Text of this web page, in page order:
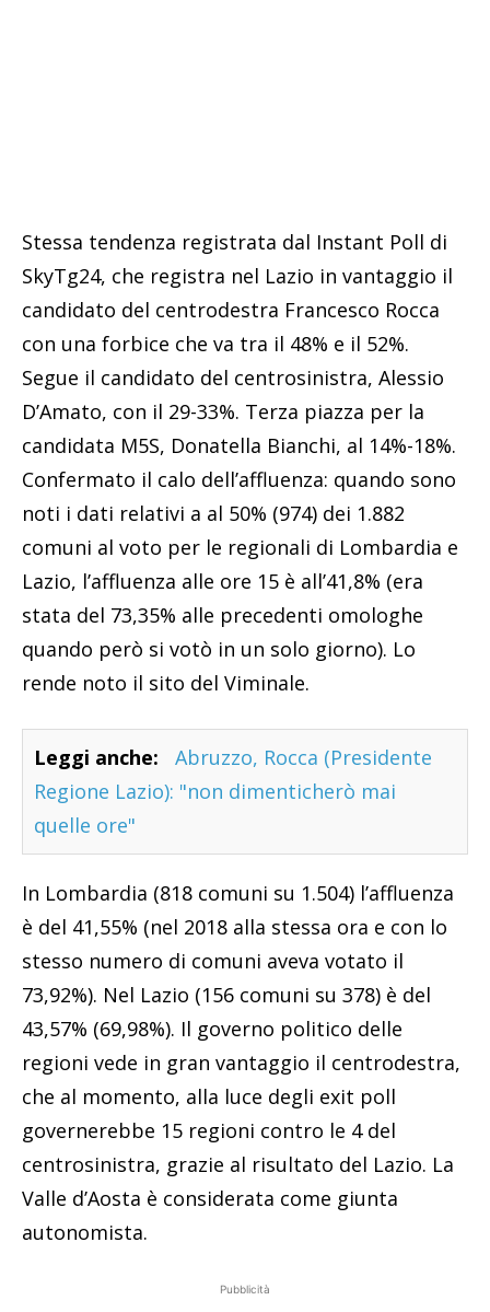
Stessa tendenza registrata dal Instant Poll di
SkyTg24, che registra nel Lazio in vantaggio il
candidato del centrodestra Francesco Rocca
con una forbice che va tra il 48% e il 52%.
Segue il candidato del centrosinistra, Alessio
D’Amato, con il 29-33%. Terza piazza per la
candidata M5S, Donatella Bianchi, al 14%-18%.
Confermato il calo dell’affluenza: quando sono
noti i dati relativi a al 50% (974) dei 1.882
comuni al voto per le regionali di Lombardia e
Lazio, l’affluenza alle ore 15 è all’41,8% (era
stata del 73,35% alle precedenti omologhe
quando però si votò in un solo giorno). Lo
rende noto il sito del Viminale.
Leggi anche:
Abruzzo, Rocca (Presidente
Regione Lazio): "non dimenticherò mai
quelle ore"
In Lombardia (818 comuni su 1.504) l’affluenza
è del 41,55% (nel 2018 alla stessa ora e con lo
stesso numero di comuni aveva votato il
73,92%). Nel Lazio (156 comuni su 378) è del
43,57% (69,98%). Il governo politico delle
regioni vede in gran vantaggio il centrodestra,
che al momento, alla luce degli exit poll
governerebbe 15 regioni contro le 4 del
centrosinistra, grazie al risultato del Lazio. La
Valle d’Aosta è considerata come giunta
autonomista.
Pubblicità